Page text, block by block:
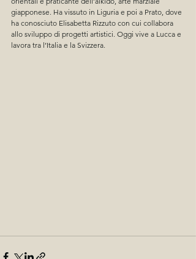
giapponese. Ha vissuto in Liguria e poi a Prato, dove
ha conosciuto Elisabetta Rizzuto con cui collabora
allo sviluppo di progetti artistici. Oggi vive a Lucca e
lavora tra l’Italia e la Svizzera.